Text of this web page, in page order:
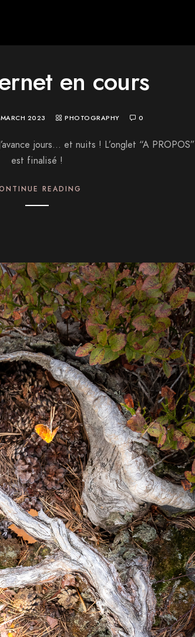
en cours
2023 PHOTOGRAPHY 0
jours… et nuits ! L’onglet “A PROPOS”
est finalisé !
READING